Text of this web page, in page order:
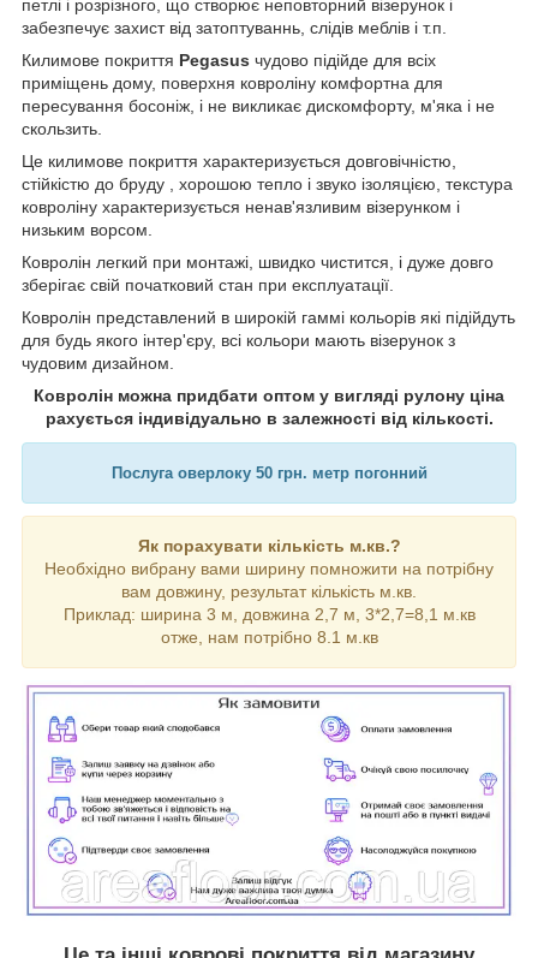
петлі і розрізного, що створює неповторний візерунок і
забезпечує захист від затоптуваннь, слідів меблів і т.п.
Килимове покриття Pegasus чудово підійде для всіх
приміщень дому, поверхня ковроліну комфортна для
пересування босоніж, і не викликає дискомфорту, м'яка і не
скользить.
Це килимове покриття характеризується довговічністю,
стійкістю до бруду , хорошою тепло і звуко ізоляцією, текстура
ковроліну характеризується ненав'язливим візерунком і
низьким ворсом.
Ковролін легкий при монтажі, швидко чистится, і дуже довго
зберігає свій початковий стан при експлуатації.
Ковролін представлений в широкій гаммі кольорів які підійдуть
для будь якого інтер'єру, всі кольори мають візерунок з
чудовим дизайном.
Ковролін можна придбати оптом у вигляді рулону ціна
рахується індивідуально в залежності від кількості.
Послуга оверлоку 50 грн. метр погонний
Як порахувати кількість м.кв.?
Необхідно вибрану вами ширину помножити на потрібну
вам довжину, результат кількість м.кв.
Приклад: ширина 3 м, довжина 2,7 м, 3*2,7=8,1 м.кв
отже, нам потрібно 8.1 м.кв